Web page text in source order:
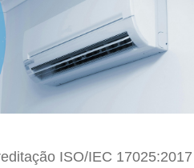
ISO/IEC 17025:2017